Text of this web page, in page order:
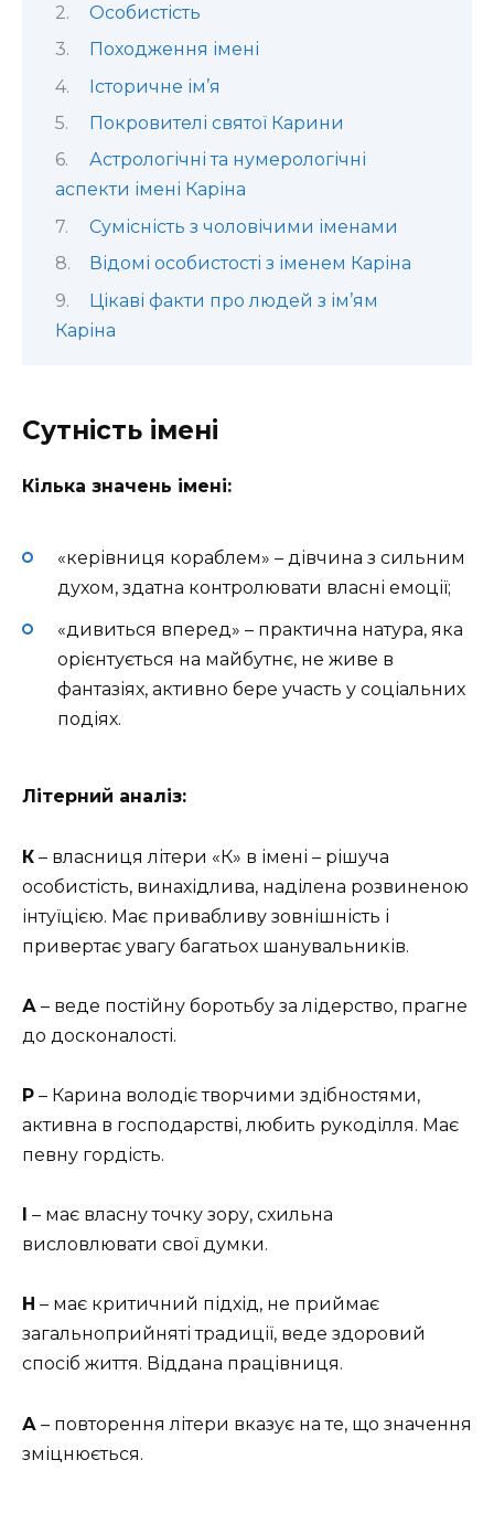
Особистість
Походження імені
Історичне ім’я
Покровителі святої Карини
Астрологічні та нумерологічні
аспекти імені Каріна
Сумісність з чоловічими іменами
Відомі особистості з іменем Каріна
Цікаві факти про людей з ім’ям
Каріна
Сутність імені
Кілька значень імені:
«керівниця кораблем» – дівчина з сильним
духом, здатна контролювати власні емоції;
«дивиться вперед» – практична натура, яка
орієнтується на майбутнє, не живе в
фантазіях, активно бере участь у соціальних
подіях.
Літерний аналіз:
К – власниця літери «К» в імені – рішуча
особистість, винахідлива, наділена розвиненою
інтуїцією. Має привабливу зовнішність і
привертає увагу багатьох шанувальників.
А – веде постійну боротьбу за лідерство, прагне
до досконалості.
Р – Карина володіє творчими здібностями,
активна в господарстві, любить рукоділля. Має
певну гордість.
– має власну точку зору, схильна
висловлювати свої думки.
Н – має критичний підхід, не приймає
загальноприйняті традиції, веде здоровий
спосіб життя. Віддана працівниця.
А – повторення літери вказує на те, що значення
зміцнюється.